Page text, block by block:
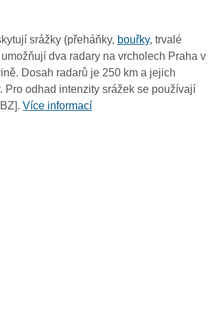
10:50
10:40
10:30
10:20
srážky (přeháňky, bouřky, trvalé
dva radary na vrcholech Praha v
Dosah radarů je 250 km a jejich
Pro odhad intenzity srážek se používají
Více informací